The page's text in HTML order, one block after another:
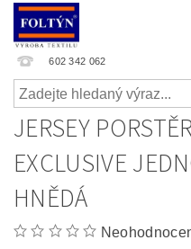
602 342 062
JERSEY
EXCLUSIVE
HNĚDÁ